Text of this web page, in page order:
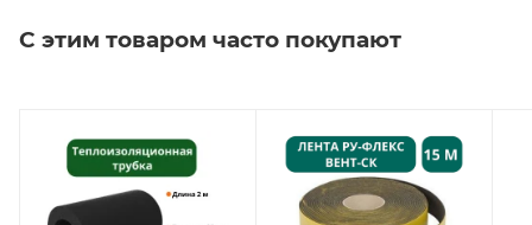
С этим товаром часто покупают